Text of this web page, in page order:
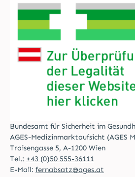
Bundesamt für Sicherheit im
AGES-Medizinmarktaufsicht (AGES
Traisengasse 5, A-1200 Wien
Tel.: +43 (0)50 555-36111
E-Mail: fernabsatz@ages.at